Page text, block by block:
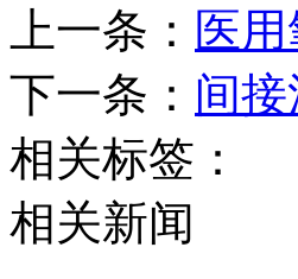
上一条： 医
下一条： 间
相关标签：
相关新闻